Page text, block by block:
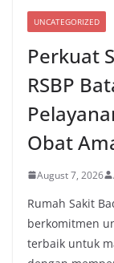
UNCATEGORIZED
Perkuat
RSBP
Obat
August 7, 2026
Rumah Sakit
berkomitmen
terbaik untuk